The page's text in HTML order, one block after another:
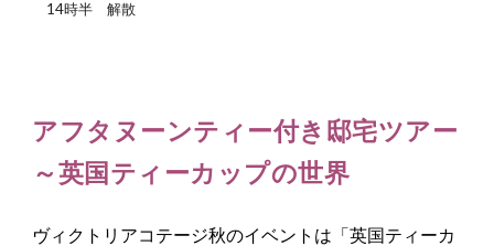
14時半 解散
アフタヌーンティー付き邸宅ツアー
～英国ティーカップの世界
ヴィクトリアコテージ秋のイベントは「英国ティーカ